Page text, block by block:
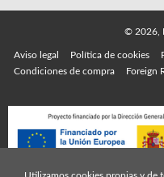
© 2026,
Aviso legal Política de cookies
Condiciones de compra
Foreign